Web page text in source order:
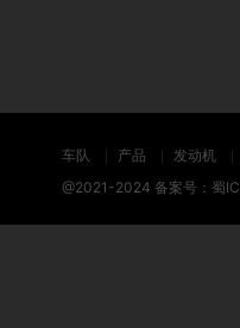
车队 产品 发动机
@2021-2024 备案号： 蜀